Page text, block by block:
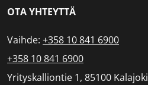
OTA YHTEYTTÄ
Vaihde: +358 10 841 6900
+358 10 841 6900
Yrityskalliontie 1, 85100 Kalajoki